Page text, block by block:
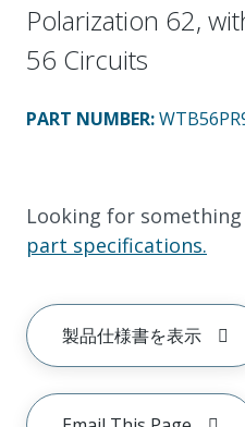
Polarization 62,
56 Circuits
PART NUMBER:
Looking for something
part specifications.
製品仕様書を表示